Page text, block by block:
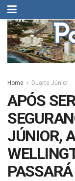
Home Duarte Júnior
APÓS
JÚNIOR,